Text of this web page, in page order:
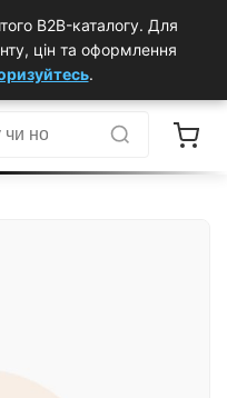
B2B-каталогу. Для
цін та оформлення
.